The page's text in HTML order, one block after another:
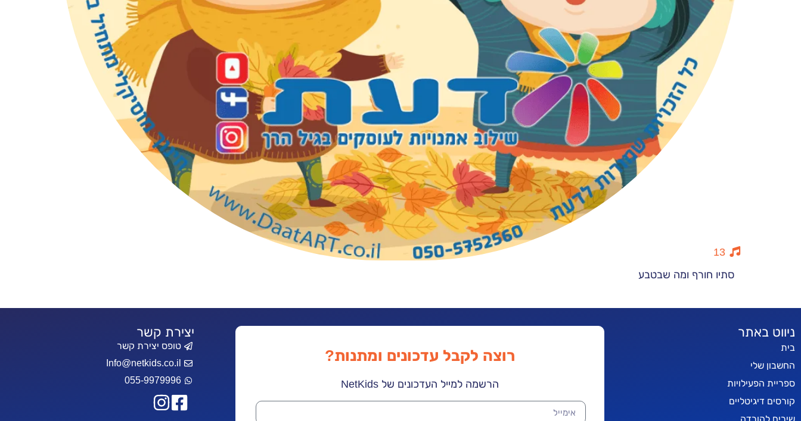
סתיו חורף ומה שבטבע
ניווט באתר
בית
החשבון שלי
ספריית הפעילויות
קורסים דיגיטליים
רוצה לקבל עדכונים ומתנות?
הרשמה למייל העדכונים של NetKids
יצירת קשר
טופס יצירת קשר
Info@netkids.co.il
055-9979996